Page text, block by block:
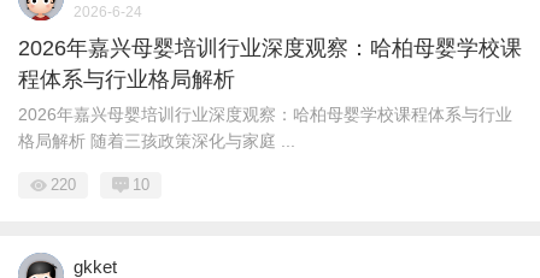
2026-6-24
2026年嘉兴母婴培训行业深度观察：哈柏母婴学校课
程体系与行业格局解析
2026年嘉兴母婴培训行业深度观察：哈柏母婴学校课程体系与行业
格局解析 随着三孩政策深化与家庭 ...
220 10
gkket